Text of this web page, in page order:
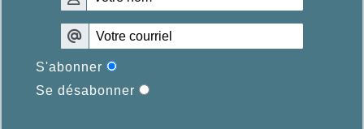
S'abonner
Se désabonner